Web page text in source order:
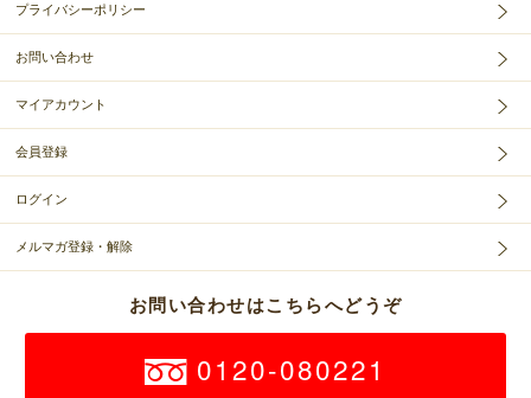
プライバシーポリシー
お問い合わせ
マイアカウント
会員登録
ログイン
メルマガ登録・解除
お問い合わせはこちらへどうぞ
0120-080221